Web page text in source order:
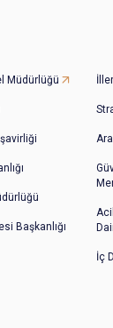
Müdürlüğü
Başkanlığı
İç